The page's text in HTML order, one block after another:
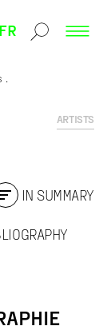
FR
ARTISTS
IN SUMMARY